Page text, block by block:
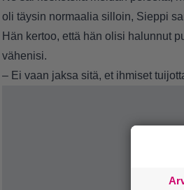
oli täysin normaalia silloin, Sieppi
Hän kertoo, että hän olisi halunnut
vähenisi.
– Ei vaan jaksa sitä, et ihmiset